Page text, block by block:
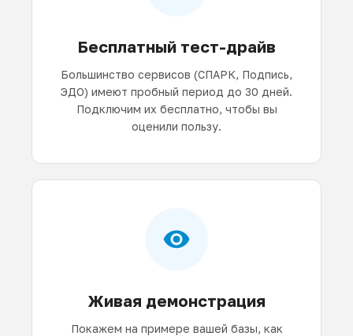
Бесплатный тест-драйв
Большинство сервисов (СПАРК, Подпись,
ЭДО) имеют пробный период до 30 дней.
Подключим их бесплатно, чтобы вы
оценили пользу.
Живая демонстрация
Покажем на примере вашей базы, как